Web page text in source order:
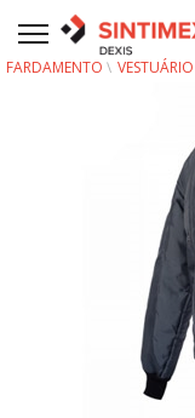
FARDAMENTO